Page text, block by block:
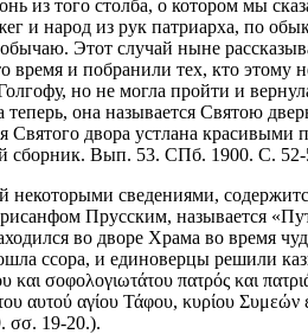
из того столба, о котором мы
и народ из рук патриарха, по
Этот случай ныне
время и побранили тех, кто этому
но не могла пройти и
теперь, она называется Святою
Святого двора устлана
сборник. Вып. 53. СПб. 1900. С. 52-
некоторыми сведениями,
Прусским, называется
во дворе Храма во время
ссора, и единоверцы решили
και σοφολογιωτάτου πατρός και
αυτού αγίου Τάφου, κυρίου
σσ. 19-20.).